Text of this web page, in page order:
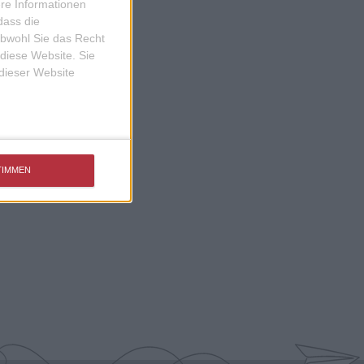
Informationen
die
Sie das Recht
Website. Sie
Website